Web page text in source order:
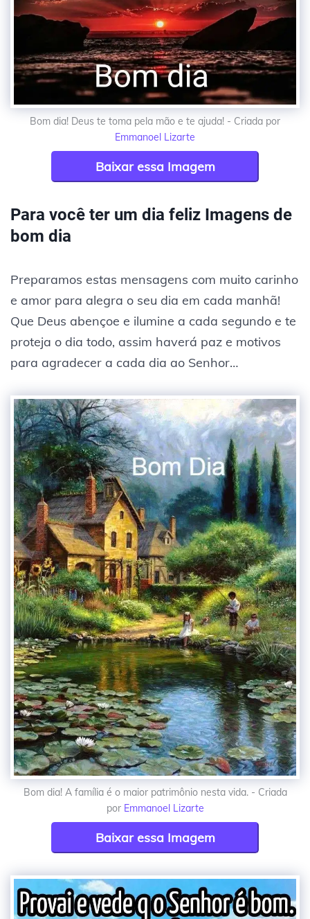
Bom dia! Deus te toma pela mão e te ajuda! - Criada por
Emmanoel Lizarte
Baixar essa Imagem
Para você ter um dia feliz Imagens de
bom dia
Preparamos estas mensagens com muito carinho
e amor para alegra o seu dia em cada manhã!
Que Deus abençoe e ilumine a cada segundo e te
proteja o dia todo, assim haverá paz e motivos
para agradecer a cada dia ao Senhor…
Bom dia! A família é o maior patrimônio nesta vida. - Criada
por Emmanoel Lizarte
Baixar essa Imagem